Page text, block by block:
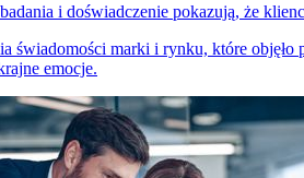
i doświadczenie pokazują, że
świadomości marki i rynku, które
emocje.